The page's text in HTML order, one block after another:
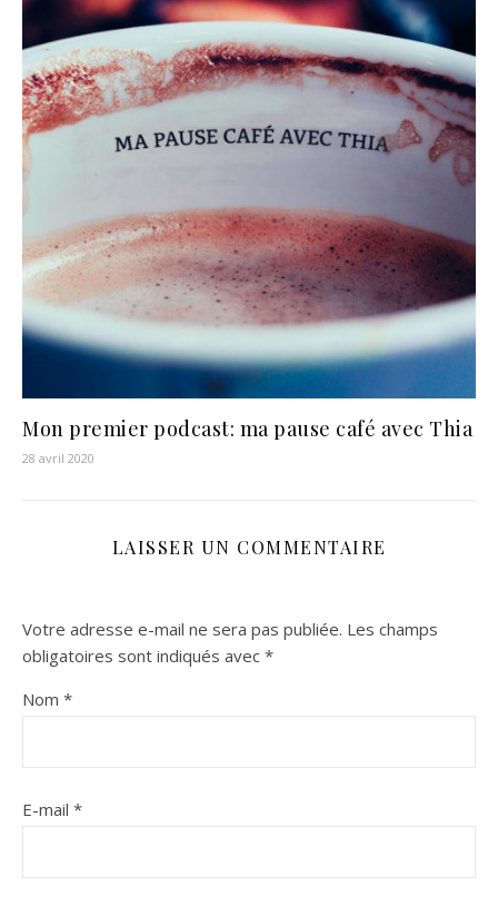
Mon premier podcast: ma pause café avec Thia
28 avril 2020
LAISSER UN COMMENTAIRE
Votre adresse e-mail ne sera pas publiée. Les champs
obligatoires sont indiqués avec *
Nom *
E-mail *